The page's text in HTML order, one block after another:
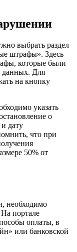
выбрать раздел
штрафы». Здесь
которые были
данных. Для
на кнопку
указать
о
дату
что при
50% от
необходимо
портале
оплаты, в
или банковской